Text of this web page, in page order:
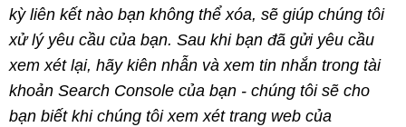
kỳ liên kết nào bạn không thể xóa, sẽ giúp chúng tôi
xử lý yêu cầu của bạn. Sau khi bạn đã gửi yêu cầu
xem xét lại, hãy kiên nhẫn và xem tin nhắn trong tài
khoản Search Console của bạn - chúng tôi sẽ cho
bạn biết khi chúng tôi xem xét trang web của